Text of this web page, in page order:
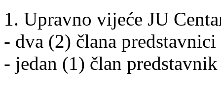
1. Upravno vijeće JU
- dva (2) člana
- jedan (1) član